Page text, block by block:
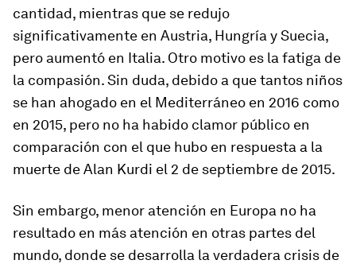
cantidad, mientras que se redujo
significativamente en Austria, Hungría y Suecia,
pero aumentó en Italia. Otro motivo es la fatiga de
la compasión. Sin duda, debido a que tantos niños
se han ahogado en el Mediterráneo en 2016 como
en 2015, pero no ha habido clamor público en
comparación con el que hubo en respuesta a la
muerte de Alan Kurdi el 2 de septiembre de 2015.
Sin embargo, menor atención en Europa no ha
resultado en más atención en otras partes del
mundo, donde se desarrolla la verdadera crisis de